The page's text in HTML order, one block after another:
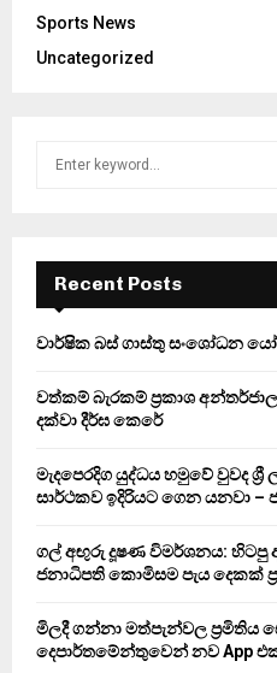
Sports News
Uncategorized
f
r
Recent Posts
වාර්ෂික බස් ගාස්තු සංශෝධන
වත්කම් බැරකම් ප්‍රකාශ
දක්වා දීර්ඝ කෙරේ
මැදපෙරදිග යුද්ධය හමුවේ වුවද
සාර්ථකව ඉදිරියට ගෙන යනවා –
ගල් අඟුරු දූෂණ විමර්ශනය: හිටපු
ජනාධිපති කොමිසම පැය දෙකක්
මිලදී ගන්නා මත්පැන්වල ප්‍රමිතිය
දෙපාර්තමේන්තුවෙන් නව App